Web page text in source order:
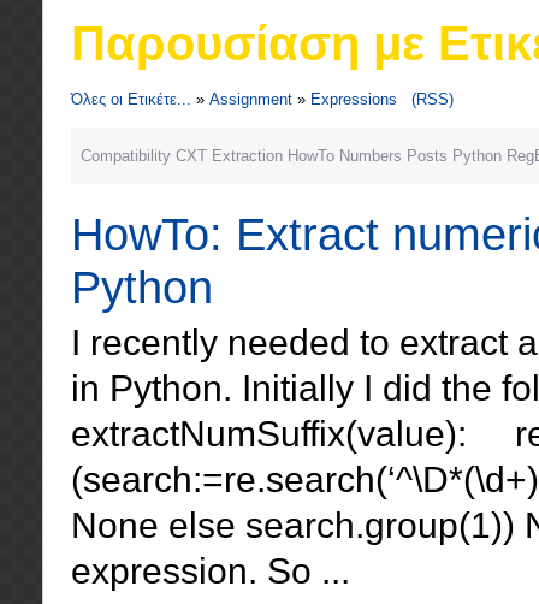
Παρουσίαση με
Όλες οι Ετικέτε... » Assignment » Expressions (RSS)
Compatibility CXT Extraction HowTo Numbers Posts Python
HowTo: Extract
Python
I recently needed to extract
in Python. Initially I did the
extractNumSuffix(value):
None else search.group(1))
expression. So ...